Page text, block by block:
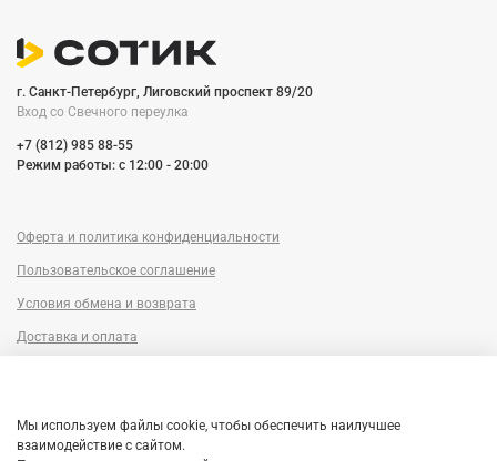
г. Санкт-Петербург, Лиговский проспект 89/20
Вход со Cвечного переулка
+7 (812) 985 88-55
Режим работы: c 12:00 - 20:00
Оферта и политика конфиденциальности
Пользовательское соглашение
Условия обмена и возврата
Доставка и оплата
Мы используем файлы cookie, чтобы обеспечить наилучшее
взаимодействие с сайтом.